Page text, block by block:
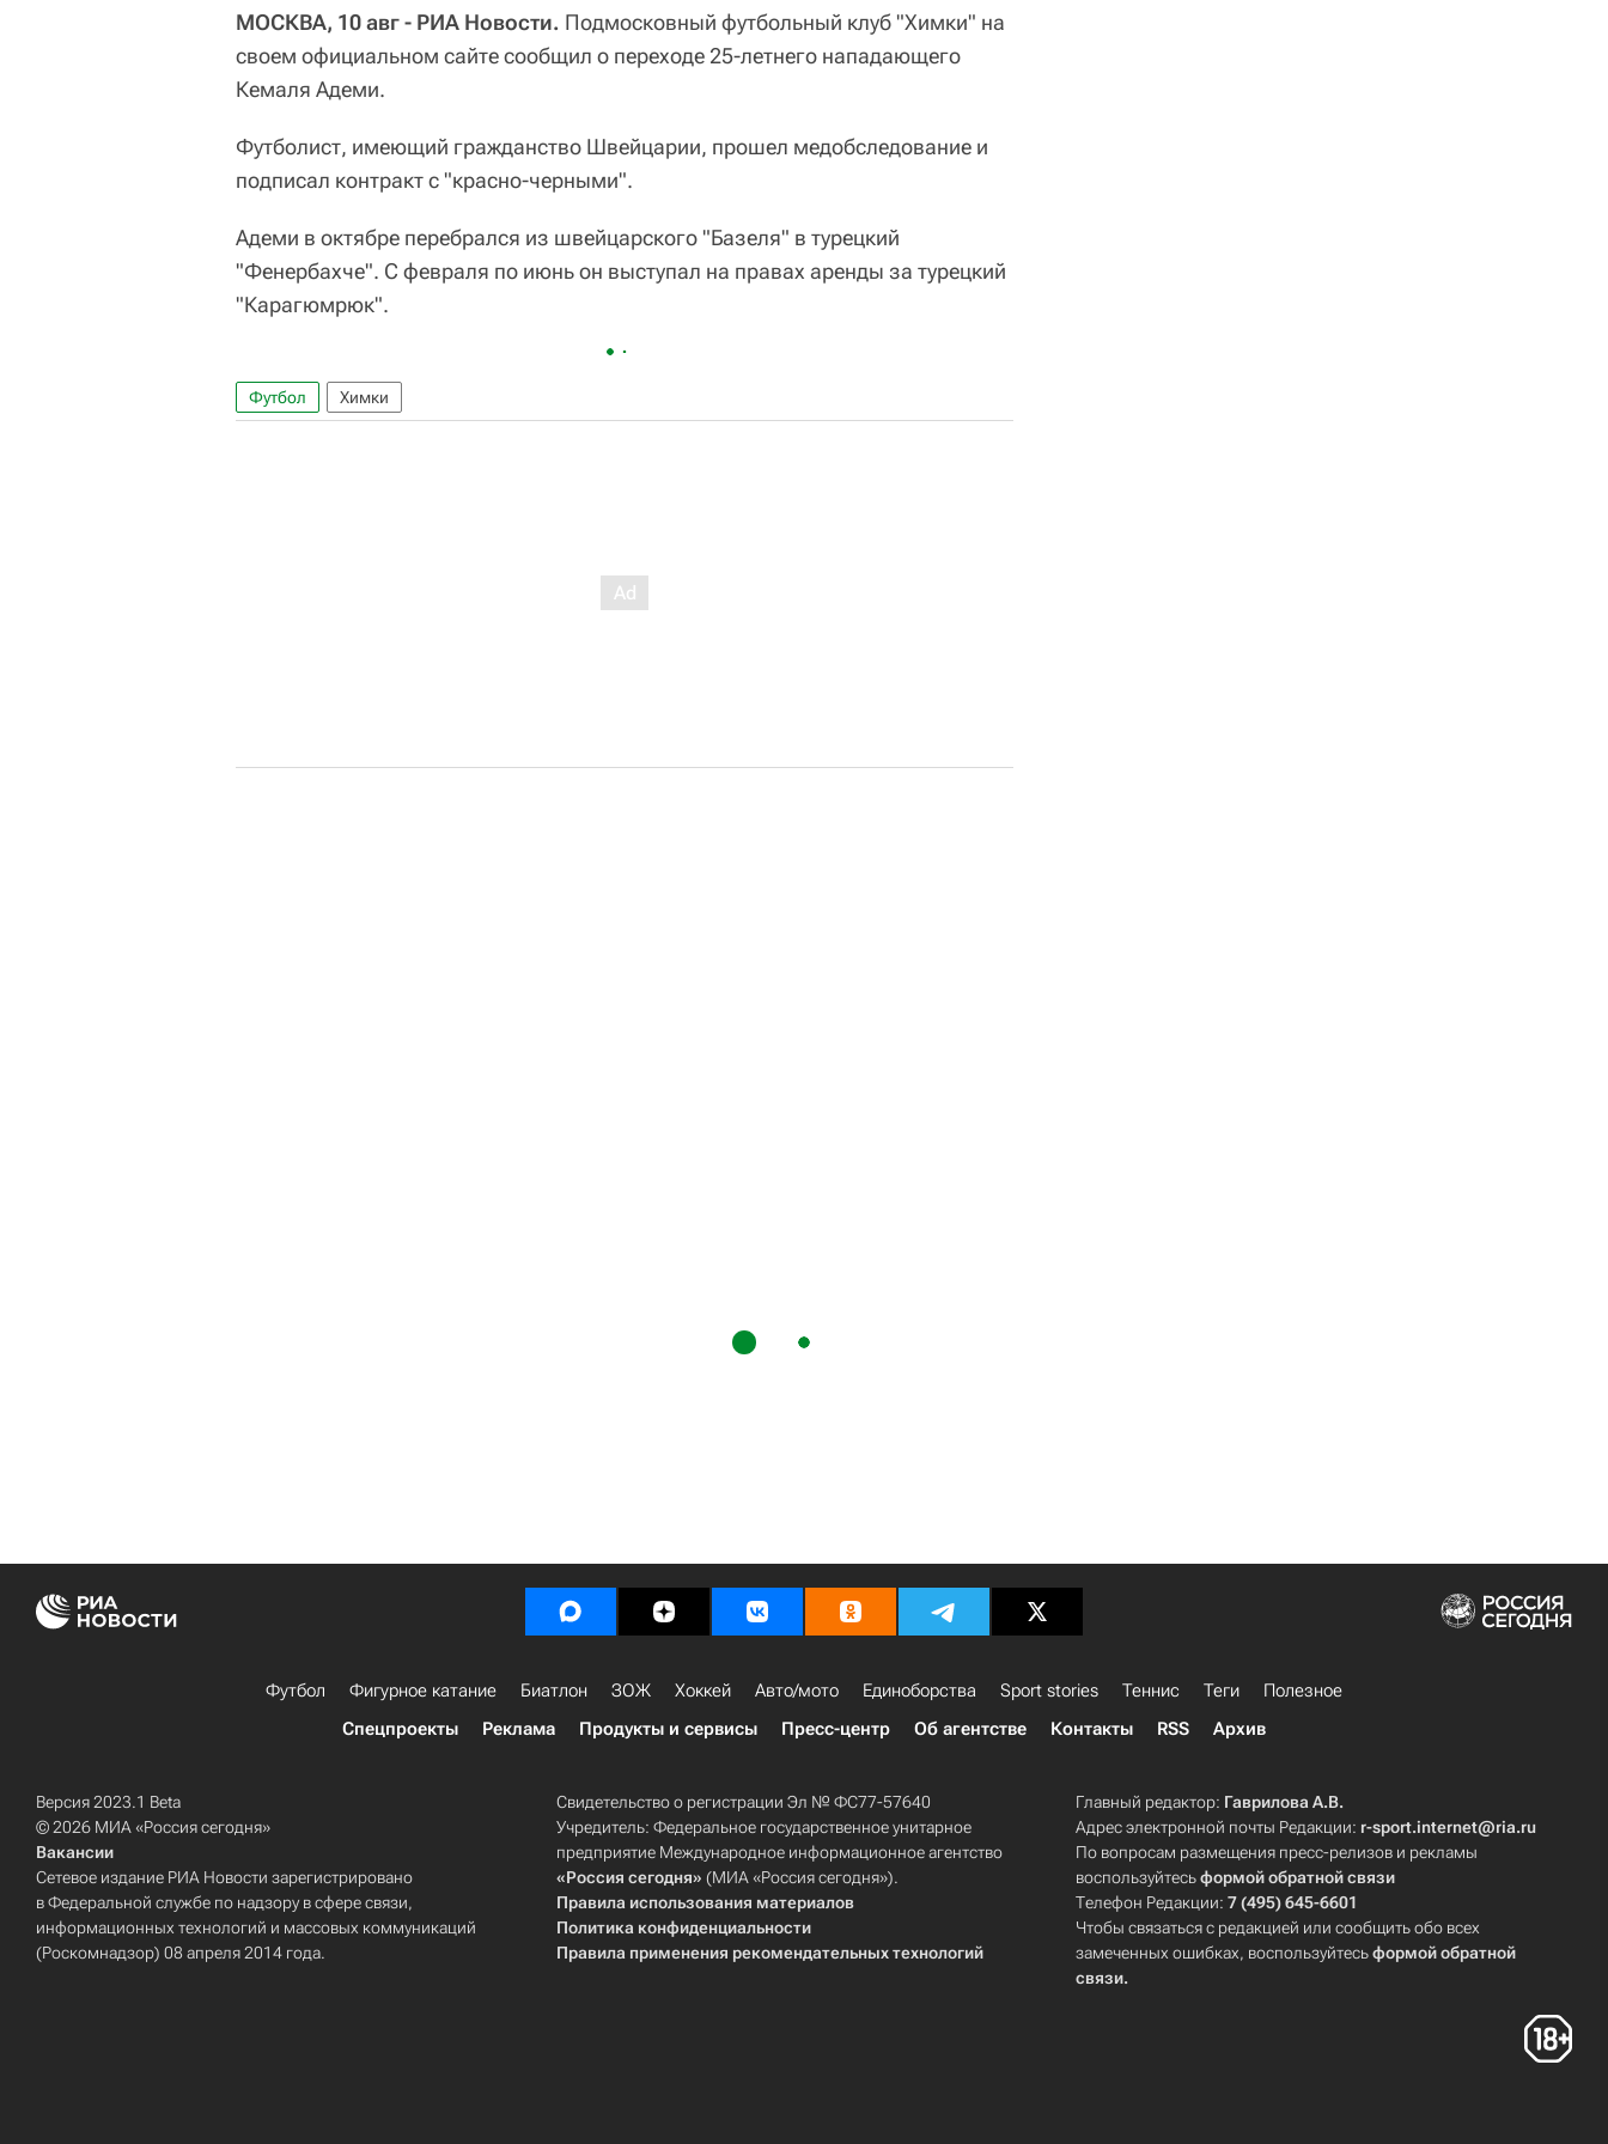
МОСКВА, 10 авг - РИА Новости. Подмосковный футбольный клуб "Химки" на
своем официальном сайте сообщил о переходе 25-летнего нападающего
Кемаля Адеми.
Футболист, имеющий гражданство Швейцарии, прошел медобследование и
подписал контракт с "красно-черными".
Адеми в октябре перебрался из швейцарского "Базеля" в турецкий
"Фенербахче". С февраля по июнь он выступал на правах аренды за турецкий
"Карагюмрюк".
Футбол Химки
Футбол Фигурное катание Биатлон ЗОЖ Хоккей Авто/мото Единоборства Sport stories Теннис Теги
Полезное
Спецпроекты
Реклама Продукты и сервисы Пресс-центр Об агентстве Контакты RSS Архив
Версия 2023.1 Beta
© 2026 МИА «Россия сегодня»
Вакансии
Сетевое издание РИА Новости зарегистрировано
в Федеральной службе по надзору в сфере связи,
информационных технологий и массовых коммуникаций
(Роскомнадзор) 08 апреля 2014 года.
Свидетельство о регистрации Эл № ФС77-57640
Учредитель: Федеральное государственное унитарное
предприятие Международное информационное агентство
«Россия сегодня» (МИА «Россия сегодня»).
Правила использования материалов
Политика конфиденциальности
Правила применения рекомендательных технологий
Главный редактор: Гаврилова А.В.
Адрес электронной почты Редакции: r-sport.internet@ria.ru
По вопросам размещения пресс-релизов и рекламы
воспользуйтесьформой обратной связи
Телефон Редакции:7 (495) 645-6601
Чтобы связаться с редакцией или сообщить обо всех
замеченных ошибках, воспользуйтесьформой обратной
связи.